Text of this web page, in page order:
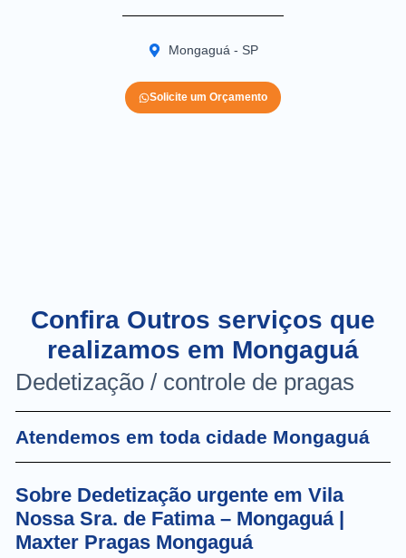
Mongaguá - SP
Solicite um Orçamento
Confira Outros serviços que
realizamos em Mongaguá
Dedetização / controle de pragas
Atendemos em toda cidade Mongaguá
Sobre Dedetização urgente em Vila
Nossa Sra. de Fatima – Mongaguá |
Maxter Pragas Mongaguá